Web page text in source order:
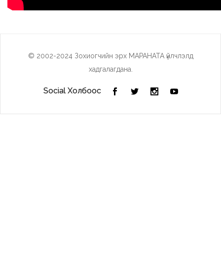
© 2002-2024 Зохиогчийн эрх МАРАНАТА үйлчлэлд
хадгалагдана.
Social Холбоос